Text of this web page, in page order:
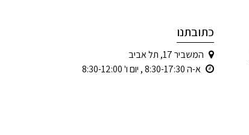
כתובתנו
המשביר 17, תל אביב
א-ה 8:30-17:30 , יום ו' 8:30-12:00